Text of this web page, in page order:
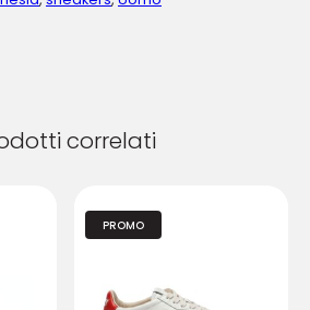
correlati
PROMO